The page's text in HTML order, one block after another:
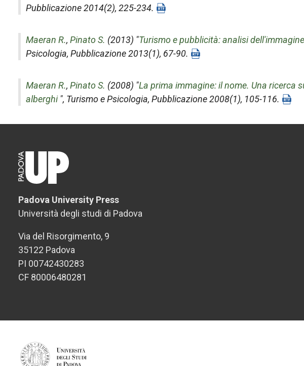
Pubblicazione 2014(2), 225-234.
Maeran R., Pinato S. (2013) "Turismo e pubblicità: analisi
Psicologia, Pubblicazione 2013(1), 67-90.
Maeran R., Pinato S. (2008) "La prima immagine: il nome. Una ricerca
alberghi", Turismo e Psicologia, Pubblicazione 2008(1), 105-116.
Padova University Press
Università degli studi di Padova
Via del Risorgimento, 9
35122 Padova
PI 00742430283
CF 80006480281